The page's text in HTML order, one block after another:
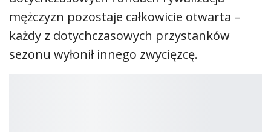
Wraz z rozpoczęciem drugiej połowy
mistrzostw każdy zdobyty punkt nabiera
jeszcze większego znaczenia. Po trzech